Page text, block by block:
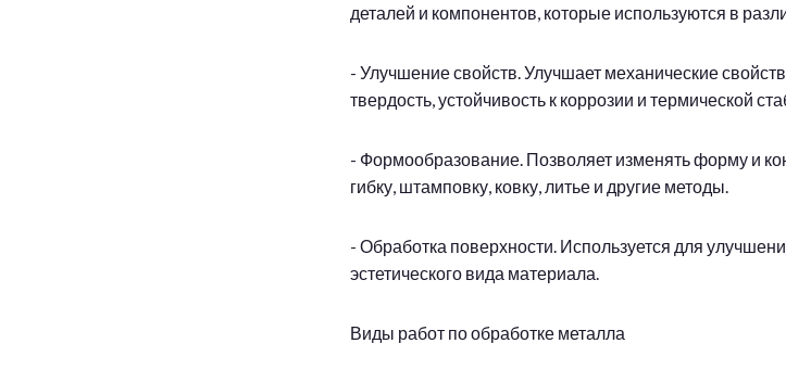
деталей и компонентов, которые используются в
- Улучшение свойств. Улучшает механические
твердость, устойчивость к коррозии и термической
- Формообразование. Позволяет изменять форму и
гибку, штамповку, ковку, литье и другие методы.
- Обработка поверхности. Используется для
эстетического вида материала.
Виды работ по обработке металла